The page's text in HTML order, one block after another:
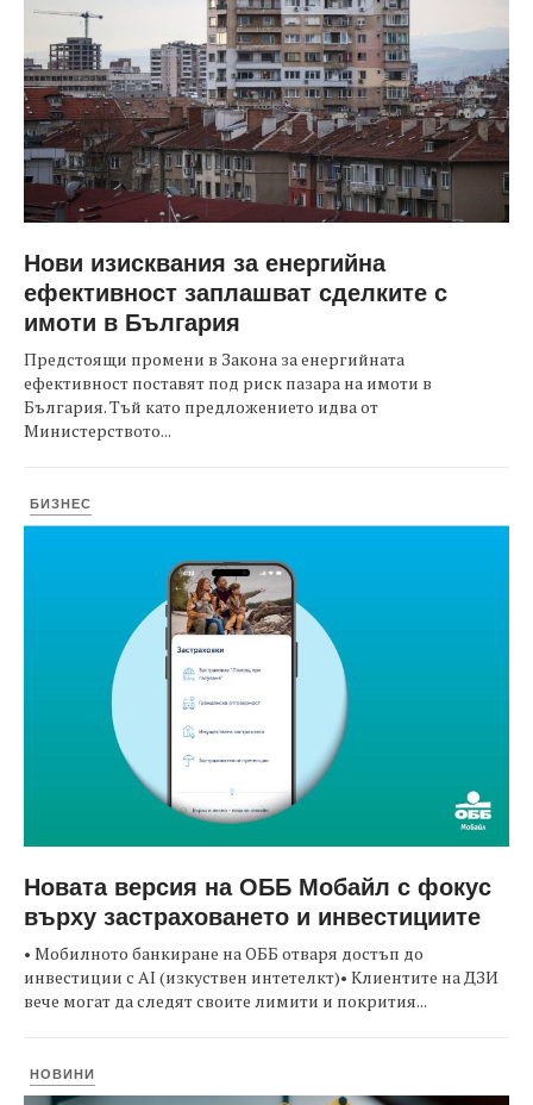
Нови изисквания за енергийна
ефективност заплашват сделките с
имоти в България
Предстоящи промени в Закона за енергийната
ефективност поставят под риск пазара на имоти в
България. Тъй като предложението идва от
Министерството...
БИЗНЕС
Новата версия на ОББ Мобайл с фокус
върху застраховането и инвестициите
• Мобилното банкиране на ОББ отваря достъп до
инвестиции с AI (изкуствен интетелкт)• Клиентите на ДЗИ
вече могат да следят своите лимити и покрития...
НОВИНИ